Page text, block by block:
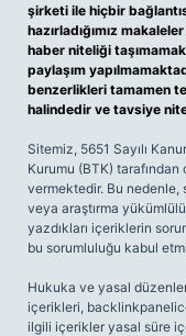
şirketi ile hiçbir
hazırladığımız
haber niteliği
paylaşım
benzerlikleri tamamen
halindedir ve tavsiye
Sitemiz, 5651 Sayılı
Kurumu (BTK) tarafından
vermektedir. Bu
veya araştırma
yazdıkları içeriklerin
bu sorumluluğu kabul
Hukuka ve yasal
içerikleri,
ilgili içerikler yasal süre